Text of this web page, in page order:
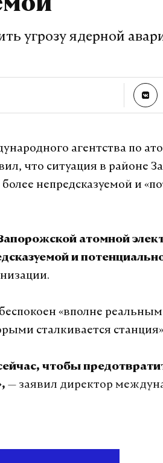
угрозу ядерной
агентства по
что ситуация в районе
непредсказуемой и
атомной
и
«вполне
сталкивается
чтобы
— заявил директор